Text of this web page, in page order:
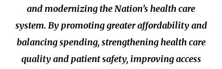
and modernizing the Nation’s health care
system. By promoting greater affordability and
balancing spending, strengthening health care
quality and patient safety, improving access